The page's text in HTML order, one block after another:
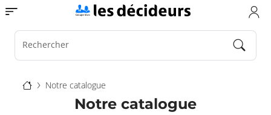
Aller
au
contenu
principal
Toggle navigation
Rechercher
Fil
d'Ariane
Notre catalogue
Notre catalogue